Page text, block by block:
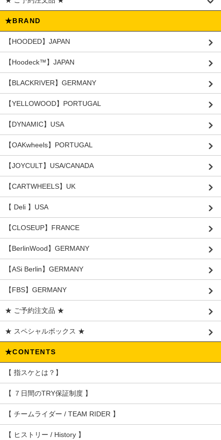
★BRAND
【HOODED】JAPAN
【Hoodeck™️】JAPAN
【BLACKRIVER】GERMANY
【YELLOWOOD】PORTUGAL
【DYNAMIC】USA
【OAKwheels】PORTUGAL
【JOYCULT】USA/CANADA
【CARTWHEELS】UK
【 Deli 】USA
【CLOSEUP】FRANCE
【BerlinWood】GERMANY
【ASi Berlin】GERMANY
【FBS】GERMANY
★ ご予約注文品 ★
★ スペシャルボックス ★
★CONTENTS
【 指スケとは？】
【 ７日間のTRY保証制度 】
【 チームライダー / TEAM RIDER 】
【 ヒストリー / History 】